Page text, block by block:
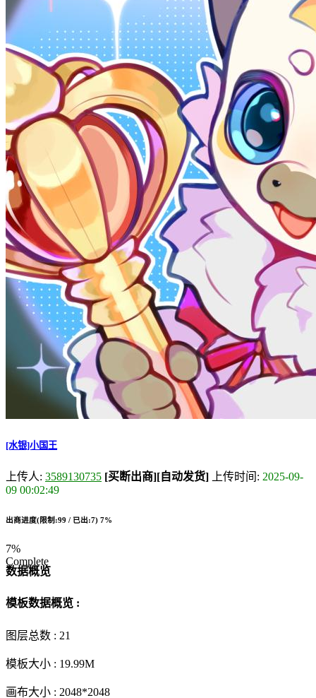
[水银]小国王
上传人: 3589130735 [买断出商][自动发货] 上传时间: 2025-09-
09 00:02:49
出商进度(限制:99 / 已出:7) 7%
7%
Complete
数据概览
模板数据概览 :
图层总数 : 21
模板大小 : 19.99M
画布大小 : 2048*2048